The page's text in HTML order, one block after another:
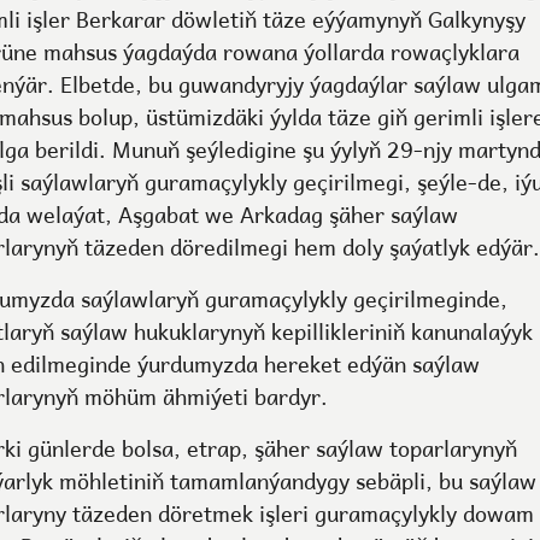
işler Berkarar döwletiň täze eýýamynyň Galkynyşy
mahsus ýagdaýda rowana ýollarda rowaçlyklara
Elbetde, bu guwandyryjy ýagdaýlar saýlaw
bolup, üstümizdäki ýylda täze giň gerimli
berildi. Munuň şeýledigine şu ýylyň 29-njy
saýlawlaryň guramaçylykly geçirilmegi, şeýle-de,
welaýat, Aşgabat we Arkadag şäher saýlaw
täzeden döredilmegi hem doly şaýatlyk edýär.
saýlawlaryň guramaçylykly geçirilmeginde,
saýlaw hukuklarynyň kepillikleriniň kanunalaýyk
edilmeginde ýurdumyzda hereket edýän saýlaw
möhüm ähmiýeti bardyr.
günlerde bolsa, etrap, şäher saýlaw toparlarynyň
möhletiniň tamamlanýandygy sebäpli, bu saýlaw
täzeden döretmek işleri guramaçylykly dowam